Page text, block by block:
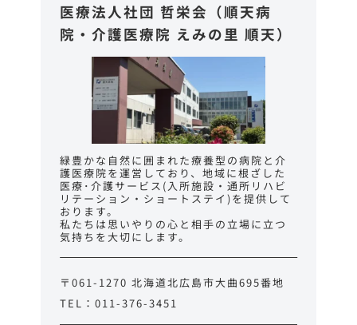
医療法人社団 哲栄会（順天病
院・介護医療院 えみの里 順天）
緑豊かな自然に囲まれた療養型の病院と介
護医療院を運営しており、地域に根ざした
医療･介護サービス(入所施設・通所リハビ
リテーション・ショートステイ)を提供して
おります。
私たちは思いやりの心と相手の立場に立つ
気持ちを大切にします。
〒061-1270 北海道北広島市大曲695番地
TEL：011-376-3451